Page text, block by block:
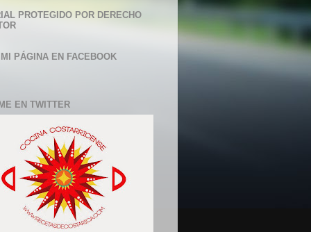
PROTEGIDO POR DERECHO
PÁGINA EN FACEBOOK
EN TWITTER